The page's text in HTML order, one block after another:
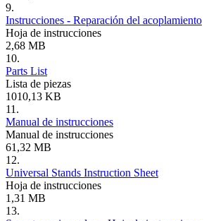
9.
Instrucciones - Reparación del acoplamiento
Hoja de instrucciones
2,68 MB
10.
Parts List
Lista de piezas
1010,13 KB
11.
Manual de instrucciones
Manual de instrucciones
61,32 MB
12.
Universal Stands Instruction Sheet
Hoja de instrucciones
1,31 MB
13.